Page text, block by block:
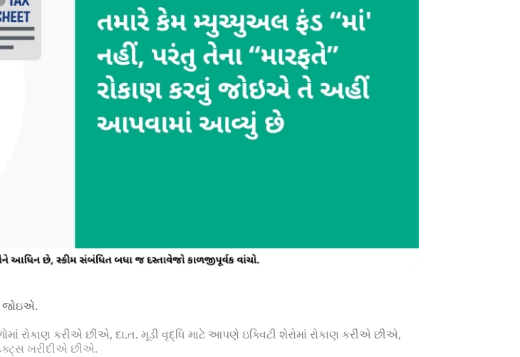
જોઇએ.
કરીએ છીએ, દા.ત. મૂડી વૃદ્ધિ માટે આપણે ઇક્વિટી શેરોમાં રોકાણ કરીએ છીએ,
ખરીદીએ છીએ.